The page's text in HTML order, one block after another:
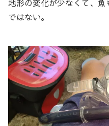
地形の変化が少なくて、
ではない。